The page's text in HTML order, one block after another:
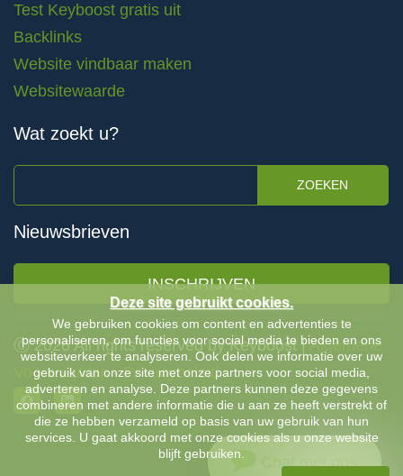
Test Keyboost gratis uit
Backlinks
Website vindbaar maken
Websitewaarde
Wat zoekt u?
ZOEKEN
Nieuwsbrieven
INSCHRIJVEN
Ⓒ 2026 All rights reserved by Keyboost |Algemene
Voorwaarden-Privacybeleid
Chat met ons
Deze site gebruikt cookies.
We gebruiken cookies om content en advertenties te
personaliseren, om functies voor social media te bieden en ons
websiteverkeer te analyseren. Ook delen we informatie over uw
gebruik van onze site met onze partners voor social media,
adverteren en analyse. Deze partners kunnen deze gegevens
combineren met andere informatie die u aan ze heeft verstrekt of
die ze hebben verzameld op basis van uw gebruik van hun
services. U gaat akkoord met onze cookies als u onze website
blijft gebruiken.